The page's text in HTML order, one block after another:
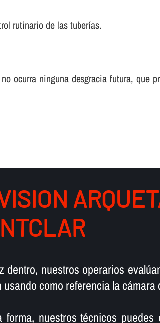
rutinario de las tuberí­as.
ocurra ninguna desgracia futura, que
dentro, nuestros operarios
usando como referencia la cámara
forma, nuestros técnicos